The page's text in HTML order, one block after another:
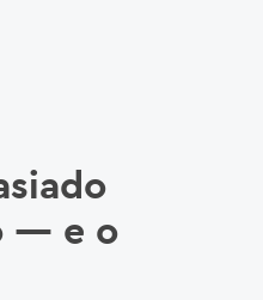
— e o